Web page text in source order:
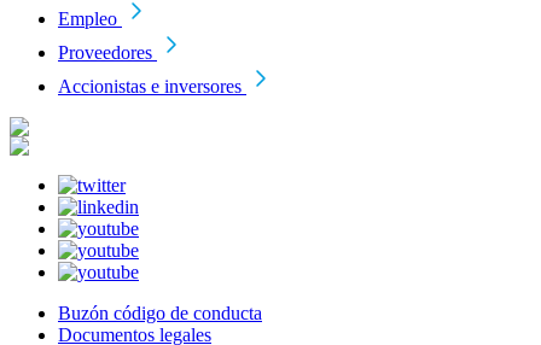
Empleo
Proveedores
Accionistas e inversores
Buzón código de conducta
Documentos legales